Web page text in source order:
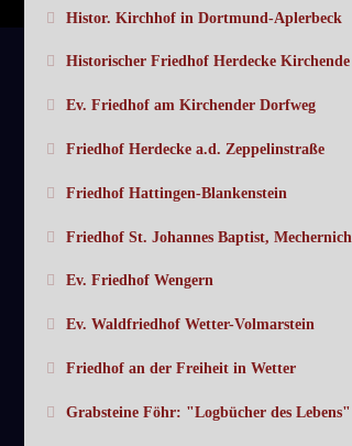
Histor. Kirchhof in Dortmund-Aplerbeck
Historischer Friedhof Herdecke Kirchende
Ev. Friedhof am Kirchender Dorfweg
Friedhof Herdecke a.d. Zeppelinstraße
Friedhof Hattingen-Blankenstein
Friedhof St. Johannes Baptist, Mechernich
Ev. Friedhof Wengern
Ev. Waldfriedhof Wetter-Volmarstein
Friedhof an der Freiheit in Wetter
Grabsteine Föhr: "Logbücher des Lebens"